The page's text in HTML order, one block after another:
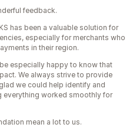
feedback.
has been a valuable solution for
especially for merchants who
in their region.
especially happy to know that
We always strive to provide
we could help identify and
everything worked smoothly for
mean a lot to us.